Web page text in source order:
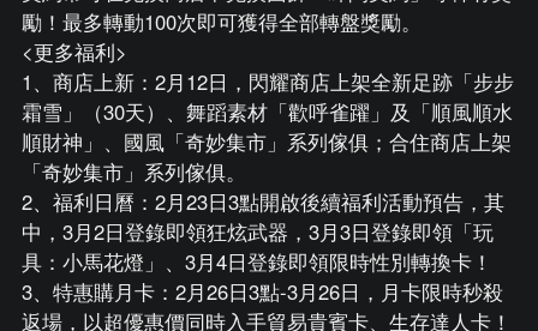
勵！最多轉動100次即可獲得全部轉盤獎勵。
<更多福利>
1、商店上新：2月12日，閃耀商店上架全新足跡「步步
霜雪」（30天）、舞蹈素材「歡呼雀躍」及「順風順水
順財神」、國風「奇妙集市」系列傢俱；合住商店上架
「奇妙集市」系列傢俱。
2、福利日曆：2月23日3點開啟後續福利活動預告，其
中，3月2日登錄即領狂炫武器，3月3日登錄即領「玩
具：小馬花燈」、3月4日登錄即領限時性別轉換卡！
3、特惠購月卡：2月26日3點-3月26日，月卡限時秒殺
返場，以超優惠價同時入手貿易貴賓卡、生存達人卡！